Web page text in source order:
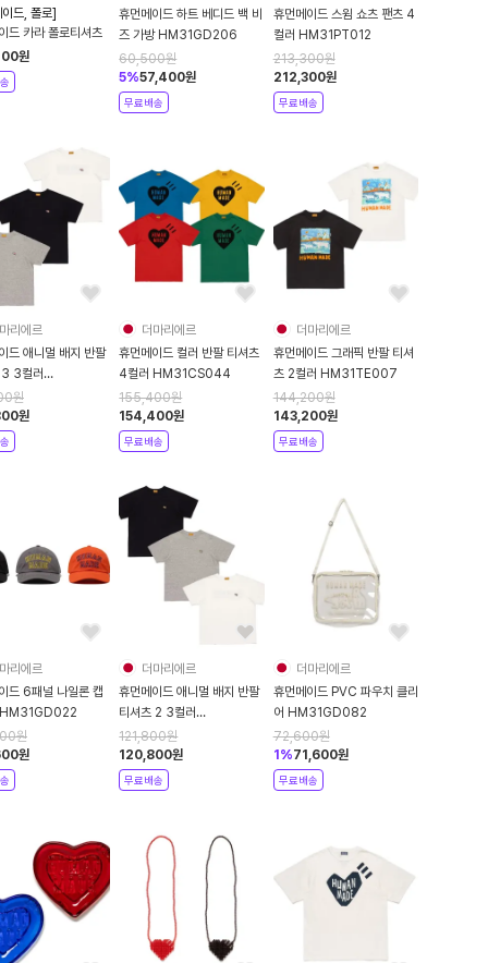
드, 폴로]
드 카라 폴로티셔츠
원
휴먼메이드 하트 베디드 백 비
즈 가방 HM31GD206
60,500원
5%57,400원
무료배송
휴먼메이드 스윔 쇼츠 팬츠 4
컬러 HM31PT012
213,300원
212,300원
무료배송
리에르
드 애니멀 배지 반팔
3컬러
원
원
더마리에르
휴먼메이드 컬러 반팔 티셔츠
4컬러 HM31CS044
155,400원
154,400원
무료배송
더마리에르
휴먼메이드 그래픽 반팔 티셔
츠 2컬러 HM31TE007
144,200원
143,200원
무료배송
리에르
드 6패널 나일론 캡
원
원
더마리에르
휴먼메이드 애니멀 배지 반팔
티셔츠 2 3컬러
HM31CS114
121,800원
120,800원
무료배송
더마리에르
휴먼메이드 PVC 파우치 클리
어 HM31GD082
72,600원
1 %71,600원
무료배송